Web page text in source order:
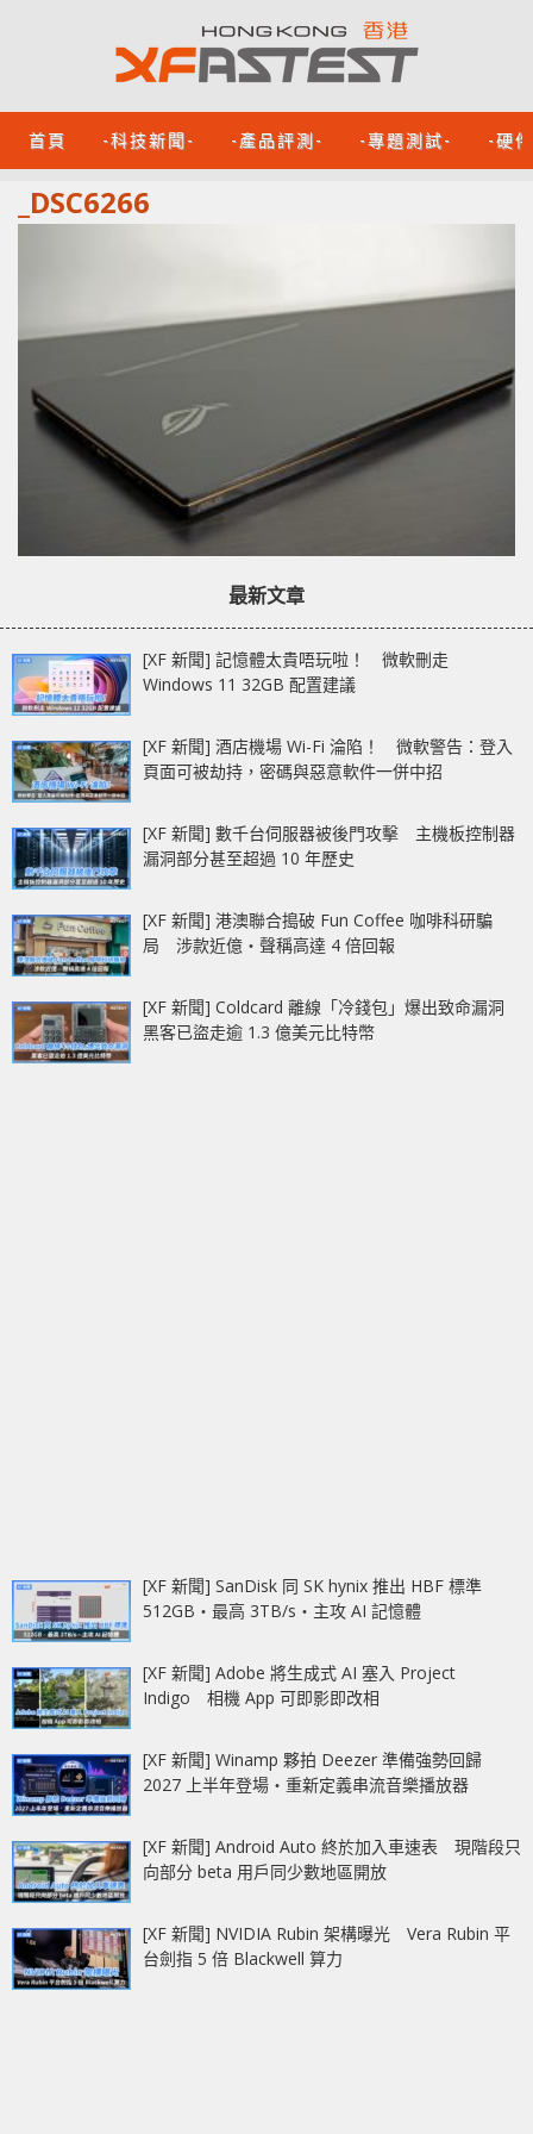
首頁 -科技新聞- -產品評測- -專題測試- -硬
_DSC6266
最新文章
[XF 新聞] 記憶體太貴唔玩啦！ 微軟刪走
Windows 11 32GB 配置建議
[XF 新聞] 酒店機場 Wi-Fi 淪陷！ 微軟警告：登入
頁面可被劫持，密碼與惡意軟件一併中招
[XF 新聞] 數千台伺服器被後門攻擊 主機板控制器
漏洞部分甚至超過 10 年歷史
[XF 新聞] 港澳聯合搗破 Fun Coffee 咖啡科研騙
局 涉款近億‧聲稱高達 4 倍回報
[XF 新聞] Coldcard 離線「冷錢包」爆出致命漏洞
黑客已盜走逾 1.3 億美元比特幣
[XF 新聞] SanDisk 同 SK hynix 推出 HBF 標準
512GB‧最高 3TB/s‧主攻 AI 記憶體
[XF 新聞] Adobe 將生成式 AI 塞入 Project
Indigo 相機 App 可即影即改相
[XF 新聞] Winamp 夥拍 Deezer 準備強勢回歸
2027 上半年登場‧重新定義串流音樂播放器
[XF 新聞] Android Auto 終於加入車速表 現階段只
向部分 beta 用戶同少數地區開放
[XF 新聞] NVIDIA Rubin 架構曝光 Vera Rubin 平
台劍指 5 倍 Blackwell 算力